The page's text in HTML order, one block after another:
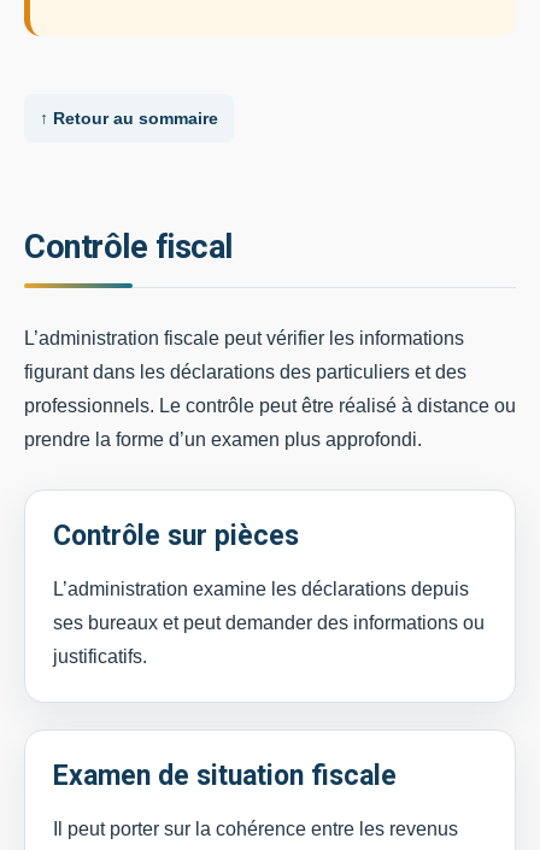
↑ Retour au sommaire
Contrôle fiscal
L’administration fiscale peut vérifier les informations
figurant dans les déclarations des particuliers et des
professionnels. Le contrôle peut être réalisé à distance ou
prendre la forme d’un examen plus approfondi.
Contrôle sur pièces
L’administration examine les déclarations depuis
ses bureaux et peut demander des informations ou
justificatifs.
Examen de situation fiscale
Il peut porter sur la cohérence entre les revenus